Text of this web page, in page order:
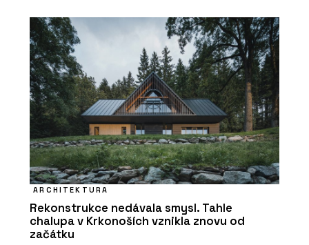
ARCHITEKTURA
Rekonstrukce nedávala smysl. Tahle
chalupa v Krkonoších vznikla znovu od
začátku